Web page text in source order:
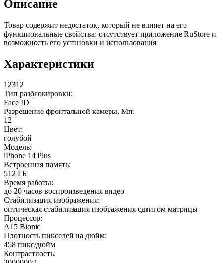
Описание
Товар содержит недостаток, который не влияет на его
функциональные свойства: отсутствует приложение RuStore и
возможность его установки и использования
Характеристики
12312
Тип разблокировки:
Face ID
Разрешение фронтальной камеры, Мп:
12
Цвет:
голубой
Модель:
iPhone 14 Plus
Встроенная память:
512 ГБ
Время работы:
до 20 часов воспроизведения видео
Стабилизация изображения:
оптическая стабилизация изображения сдвигом матрицы
Процессор:
A15 Bionic
Плотность пикселей на дюйм:
458 пикс/дюйм
Контрастность: